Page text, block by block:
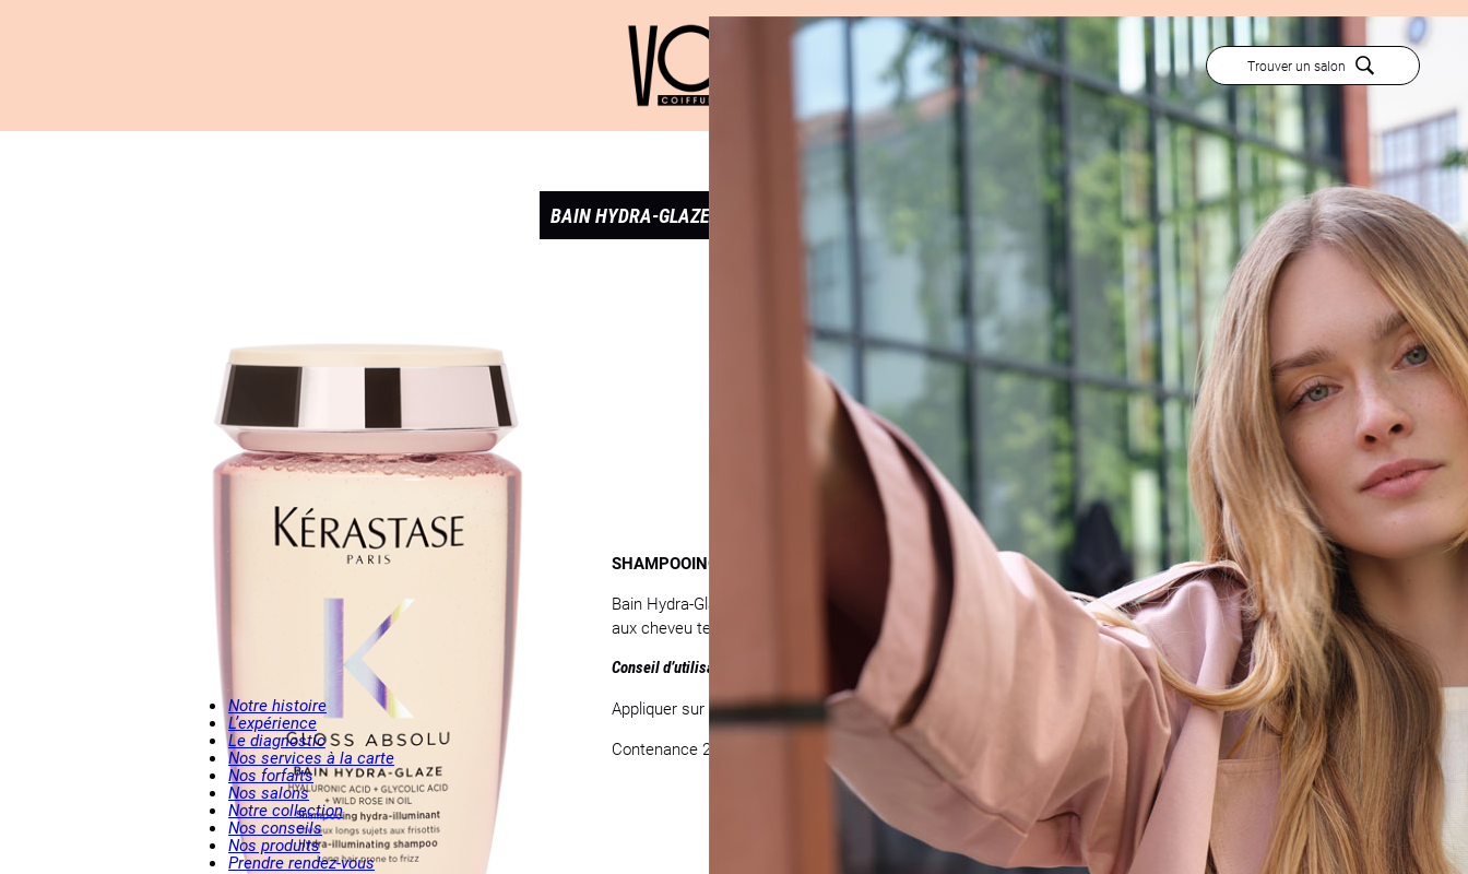
Notre histoire
L’expérience
Le diagnostic
Nos services à la carte
Nos forfaits
Nos salons
Notre collection
Nos conseils
Nos produits
Prendre rendez-vous
Trouver un salon
BAIN HYDRA-GLAZE – GAMME GLOSS ABSOLU
SHAMPOOING BRILLANCE CHEVEUX TERNES – BAIN HYDRA-GLAZE.
Bain Hydra-Glaze est un shampooing illuminateur qui nettoie en douceur et apporte une brillance miroir
aux cheveu ternes. Il lisse la fibre pour un fini éclatant et soyeux.
Conseil d’utilisation
Appliquer sur cheveux mouillés, masser délicatement puis rincer soigneusement.
Contenance 250 ml